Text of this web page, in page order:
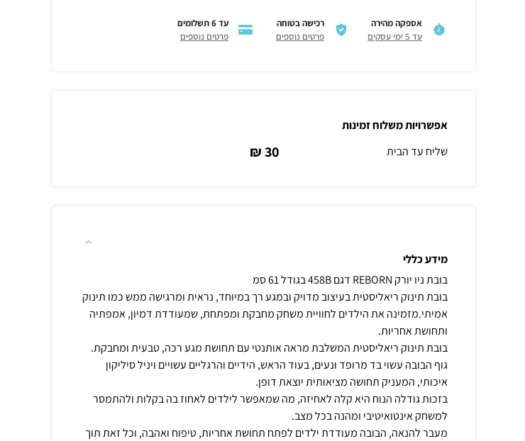
אספקה מהירה
עד 5 ימי עסקים
רכישה בטוחה
פרטים נוספים
עד 6 תשלומים
פרטים נוספים
אפשרויות משלוח זמינות
שליח עד הבית
30 ₪
מידע כללי
בובת תינוק ריאליסטית בעיצוב מדויק ובמגע רך במיוחד, נראית ומרגישה ממש כמו תינוק
אמיתי.מזמינה את הילדים לחוויית משחק מחבקת ומפתחת, שמעודדת דמיון, אמפתיה
גוף הבובה עשוי בד מרופד ונעים, בעוד הראש, הידיים והרגליים עשויים ויניל סיליקון
בזכות גודלה הנוח היא קלה לאחיזה, מה שמאפשר לילדים לאחוז בה בקלות ולהתמסר
מעבר להנאה, הבובה מעודדת ילדים לפתח תחושת אחריות, טיפוח ואהבה, וכל זאת תוך